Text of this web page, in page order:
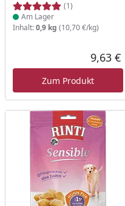
(1)
Am Lager
Inhalt:0,9 kg (10,70 €/kg)
9,63 €
Zum Produkt